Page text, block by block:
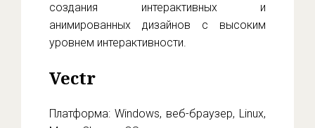
создания интерактивных и
анимированных дизайнов с высоким
уровнем интерактивности.
Vectr
Платформа: Windows, веб-браузер, Linux,